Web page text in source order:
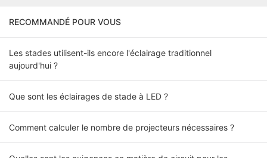
RECOMMANDÉ POUR VOUS
Les stades utilisent-ils encore l'éclairage traditionnel
aujourd'hui ?
Que sont les éclairages de stade à LED ?
Comment calculer le nombre de projecteurs nécessaires ?